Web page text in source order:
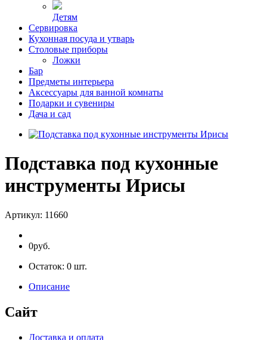
Детям
Сервировка
Кухонная посуда и утварь
Столовые приборы
Ложки
Бар
Предметы интерьера
Аксессуары для ванной комнаты
Подарки и сувениры
Дача и сад
Подставка под кухонные
инструменты Ирисы
Артикул: 11660
0руб.
Остаток: 0 шт.
Описание
Сайт
Доставка и оплата